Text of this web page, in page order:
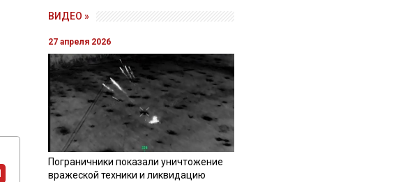
ВИДЕО »
27 апреля 2026
Пограничники показали уничтожение
вражеской техники и ликвидацию